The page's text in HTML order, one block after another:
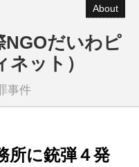
About
NGOだいわピ
ット）
事件
所に銃弾４発